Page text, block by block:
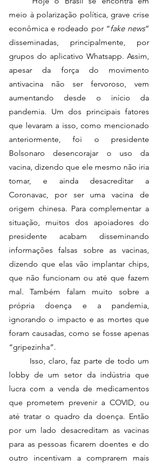
meio à polarização política, grave crise
econômica e rodeado por “fake news”
disseminadas, principalmente, por
grupos do aplicativo Whatsapp. Assim,
apesar da força do movimento
antivacina não ser fervoroso, vem
aumentando desde o início da
pandemia. Um dos principais fatores
que levaram a isso, como mencionado
anteriormente, foi o presidente
Bolsonaro desencorajar o uso da
vacina, dizendo que ele mesmo não iria
tomar, e ainda desacreditar a
Coronavac, por ser uma vacina de
origem chinesa. Para complementar a
situação, muitos dos apoiadores do
presidente acabam disseminando
informações falsas sobre as vacinas,
dizendo que elas vão implantar chips,
que não funcionam ou até que fazem
mal. Também falam muito sobre a
própria doença e a pandemia,
ignorando o impacto e as mortes que
foram causadas, como se fosse apenas
“gripezinha”.
lobby de um setor da indústria que
lucra com a venda de medicamentos
que prometem prevenir a COVID, ou
até tratar o quadro da doença. Então
por um lado desacreditam as vacinas
para as pessoas ficarem doentes e do
outro incentivam a comprarem mais